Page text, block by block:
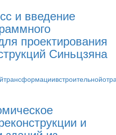
и введение
проектирования
Синьцзяна
и